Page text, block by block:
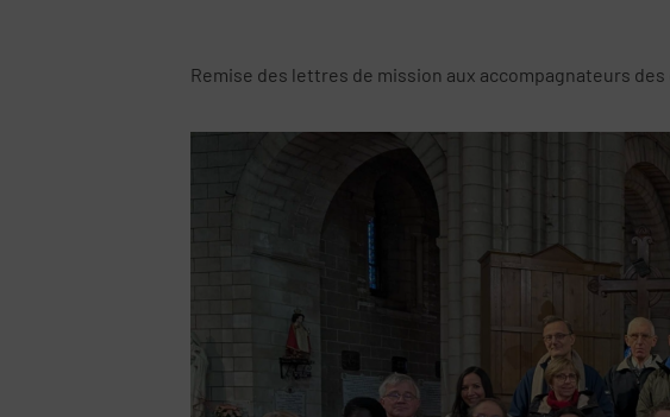
Remise des lettres de mission aux accompagnateurs